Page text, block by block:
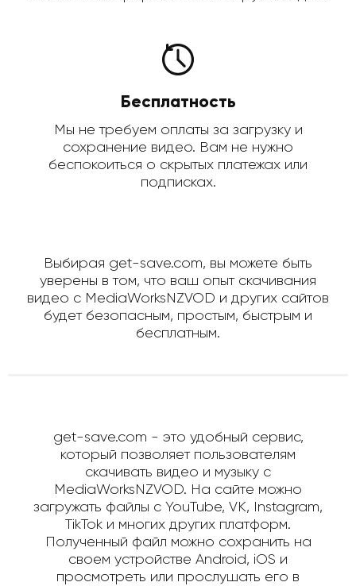
Бесплатность
Мы не требуем оплаты за загрузку и
сохранение видео. Вам не нужно
беспокоиться о скрытых платежах или
подписках.
Выбирая get-save.com, вы можете быть
уверены в том, что ваш опыт скачивания
видео с MediaWorksNZVOD и других сайтов
будет безопасным, простым, быстрым и
бесплатным.
get-save.com - это удобный сервис,
который позволяет пользователям
скачивать видео и музыку с
MediaWorksNZVOD. На сайте можно
загружать файлы с YouTube, VK, Instagram,
TikTok и многих других платформ.
Полученный файл можно сохранить на
своем устройстве Android, iOS и
просмотреть или прослушать его в